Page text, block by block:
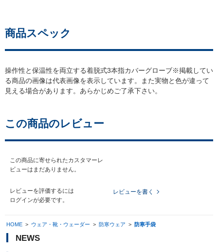
商品スペック
操作性と保温性を両立する着脱式3本指カバーグローブ※掲載してい
る商品の画像は代表画像を表示しています。また実物と色が違って
見える場合があります。あらかじめご了承下さい。
この商品のレビュー
この商品に寄せられたカスタマーレ
ビューはまだありません。
レビューを評価するには
ログインが必要です。
レビューを書く
HOME > ウェア・靴・ウェーダー > 防寒ウェア > 防寒手袋
NEWS